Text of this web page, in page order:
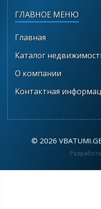
ГЛАВНОЕ МЕНЮ
Главная
Каталог
О компании
Контактная
© 2026